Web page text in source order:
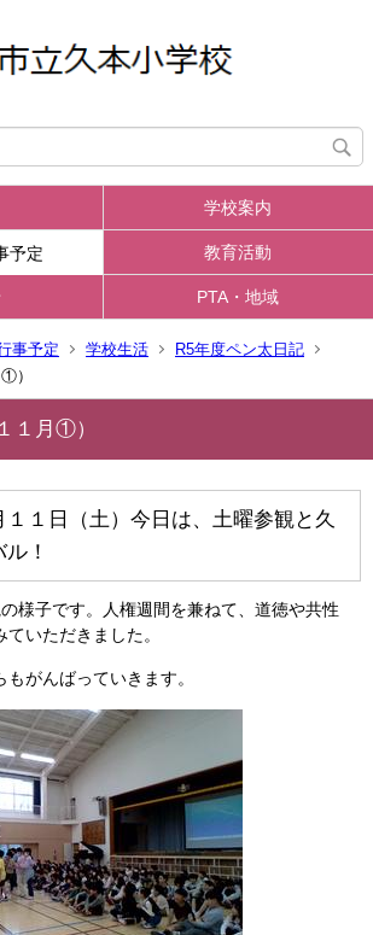
学校案内
予定 教育活動
PTA・地域
事予定 学校生活
R5年度ペン太日記
）
１月①）
１日（土）今日は、土曜参観と久
！
様子です。人権週間を兼ねて、道徳や共性
いただきました。
がんばっていきます。